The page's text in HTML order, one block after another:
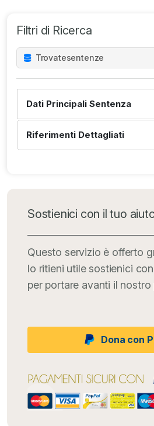
Filtri di Ricerca
Trovatesentenze
Dati Principali Sentenza
Riferimenti Dettagliati
Sostienici con il tuo
Questo servizio è offerto
lo ritieni utile sostienici
per portare avanti il
Dona con